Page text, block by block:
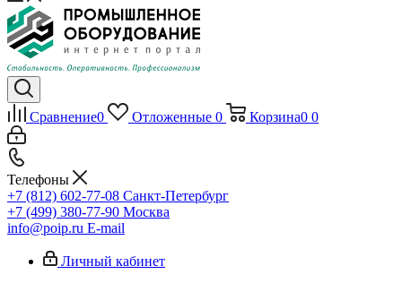
Сравнение0 Отложенные 0 Корзина0 0
Телефоны
+7 (812) 602-77-08 Санкт-Петербург
+7 (499) 380-77-90 Москва
info@poip.ru E-mail
Личный кабинет